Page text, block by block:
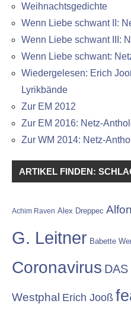
Weihnachtsgedichte
Wenn Liebe schwant II:
Wenn Liebe schwant III:
Wenn Liebe schwant:
Wiedergelesen: Erich
Lyrikbände
Zur EM 2012
Zur EM 2016: Netz-
Zur WM 2014: Netz-
ARTIKEL FINDEN:
Achim Raven Alex Dreppec
G. Leitner Babette
Coronavirus
Westphal Erich Jooß